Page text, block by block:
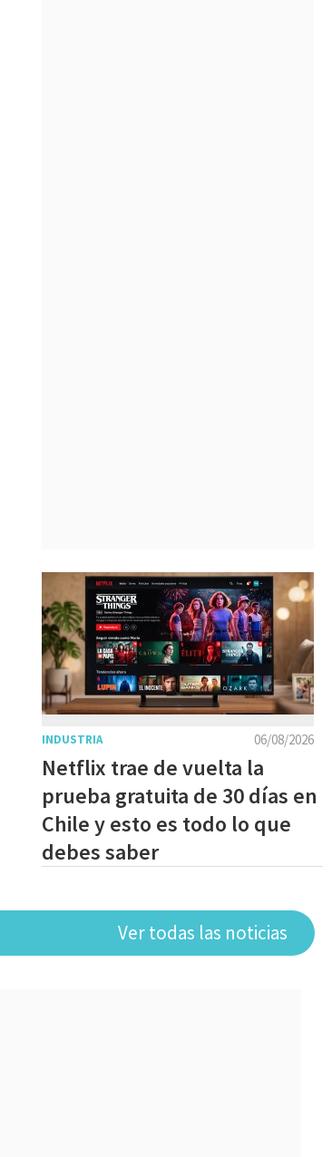
06/08/2026
INDUSTRIA
Netflix trae de vuelta la
prueba gratuita de 30 días en
Chile y esto es todo lo que
debes saber
Ver todas las noticias